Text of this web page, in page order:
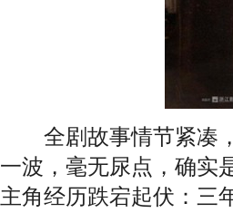
全剧故事情节紧凑，
一波，毫无尿点，确实
主角经历跌宕起伏：三